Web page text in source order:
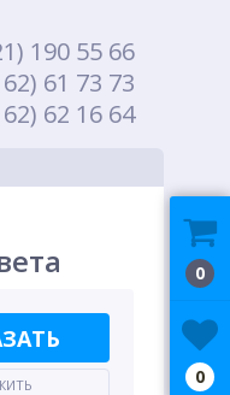
190 55 66
61 73 73
62 16 64
0
0